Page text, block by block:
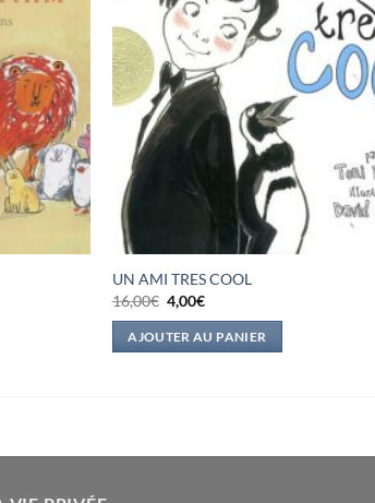
UN AMI TRES COOL
16,00€ Le
prix
initial
était :
4,00€Le
actuel
est :
AJOUTER AU PANIER